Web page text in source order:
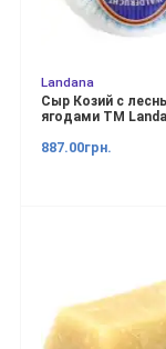
Landana
Сыр Козий с
ягодами ТМ
887.00грн.